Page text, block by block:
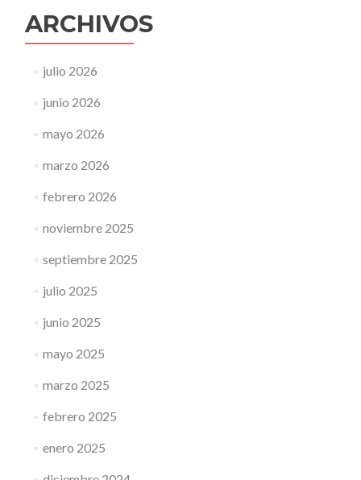
ARCHIVOS
julio 2026
junio 2026
mayo 2026
marzo 2026
febrero 2026
noviembre 2025
septiembre 2025
julio 2025
junio 2025
mayo 2025
marzo 2025
febrero 2025
enero 2025